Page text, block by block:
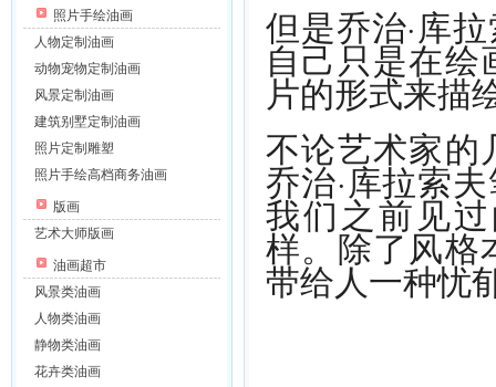
照片手绘油画
人物定制油画
动物宠物定制油画
风景定制油画
建筑别墅定制油画
照片定制雕塑
照片手绘高档商务油画
版画
艺术大师版画
油画超市
风景类油画
人物类油画
静物类油画
花卉类油画
但是乔治·库
自己只是在
片的形式来描
不论艺术家的
乔治·库拉索
我们之前见
样。除了风格
带给人一种忧